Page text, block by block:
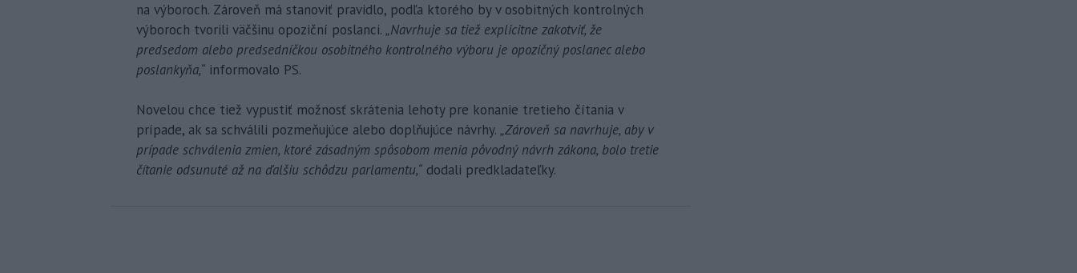
na výboroch. Zároveň má stanoviť pravidlo, podľa ktorého by v osobitných kontrolných
výboroch tvorili väčšinu opoziční poslanci. „Navrhuje sa tiež explicitne zakotviť, že
predsedom alebo predsedníčkou osobitného kontrolného výboru je opozičný poslanec alebo
poslankyňa,“ informovalo PS.
Novelou chce tiež vypustiť možnosť skrátenia lehoty pre konanie tretieho čítania v
prípade, ak sa schválili pozmeňujúce alebo doplňujúce návrhy. „Zároveň sa navrhuje, aby v
prípade schválenia zmien, ktoré zásadným spôsobom menia pôvodný návrh zákona, bolo tretie
čítanie odsunuté až na ďalšiu schôdzu parlamentu,“ dodali predkladateľky.